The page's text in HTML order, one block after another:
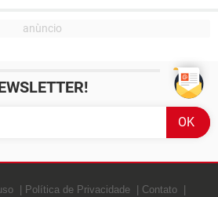
Política de Privacidade
Contato